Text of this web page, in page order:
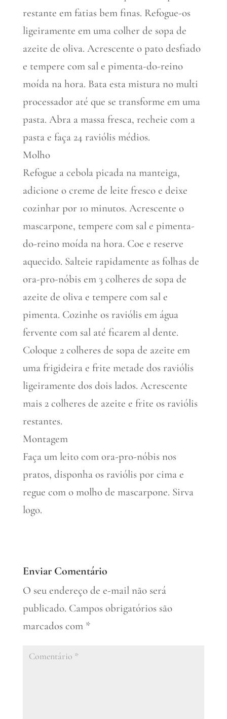
restante em fatias bem finas. Refogue-os
ligeiramente em uma colher de sopa de
azeite de oliva. Acrescente o pato desfiado
e tempere com sal e pimenta-do-reino
moída na hora. Bata esta mistura no multi
processador até que se transforme em uma
pasta. Abra a massa fresca, recheie com a
pasta e faça 24 raviólis médios.
Molho
Refogue a cebola picada na manteiga,
adicione o creme de leite fresco e deixe
cozinhar por 10 minutos. Acrescente o
mascarpone, tempere com sal e pimenta-
do-reino moída na hora. Coe e reserve
aquecido. Salteie rapidamente as folhas de
ora-pro-nóbis em 3 colheres de sopa de
azeite de oliva e tempere com sal e
pimenta. Cozinhe os raviólis em água
fervente com sal até ficarem al dente.
Coloque 2 colheres de sopa de azeite em
uma frigideira e frite metade dos raviólis
ligeiramente dos dois lados. Acrescente
mais 2 colheres de azeite e frite os raviólis
restantes.
Montagem
Faça um leito com ora-pro-nóbis nos
pratos, disponha os raviólis por cima e
regue com o molho de mascarpone. Sirva
logo.
Enviar Comentário
O seu endereço de e-mail não será
publicado. Campos obrigatórios são
marcados com *